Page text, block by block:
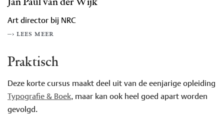
Art director bij NRC
–› lees meer
Praktisch
Deze korte cursus maakt deel uit van de eenjarige opleiding
Typografie & Boek, maar kan ook heel goed apart worden
gevolgd.